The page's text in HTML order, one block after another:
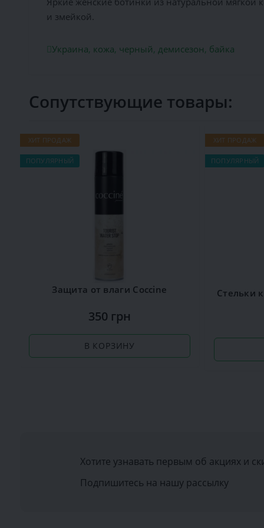
и змейкой.
Украина, кожа, черный, демисезон, байка
Сопутствующие товары:
ХИТ ПРОДАЖ
ПОПУЛЯРНЫЙ
Защита от влаги Сoccine
350 грн
В КОРЗИНУ
ХИТ ПРОДАЖ
ПОПУЛЯРНЫЙ
Хотите узнавать первым об акциях и
Подпишитесь на нашу рассылку